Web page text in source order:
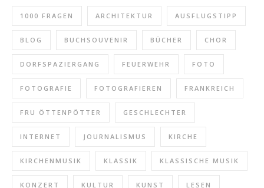
1000 FRAGEN ARCHITEKTUR AUSFLUGSTIPP
BLOG BUCHSOUVENIR BÜCHER CHOR
DORFSPAZIERGANG FEUERWEHR FOTO
FOTOGRAFIE FOTOGRAFIEREN FRANKREICH
FRU ÖTTENPÖTTER GESCHLECHTER
INTERNET JOURNALISMUS KIRCHE
KIRCHENMUSIK KLASSIK KLASSISCHE MUSIK
KONZERT KULTUR KUNST LESEN